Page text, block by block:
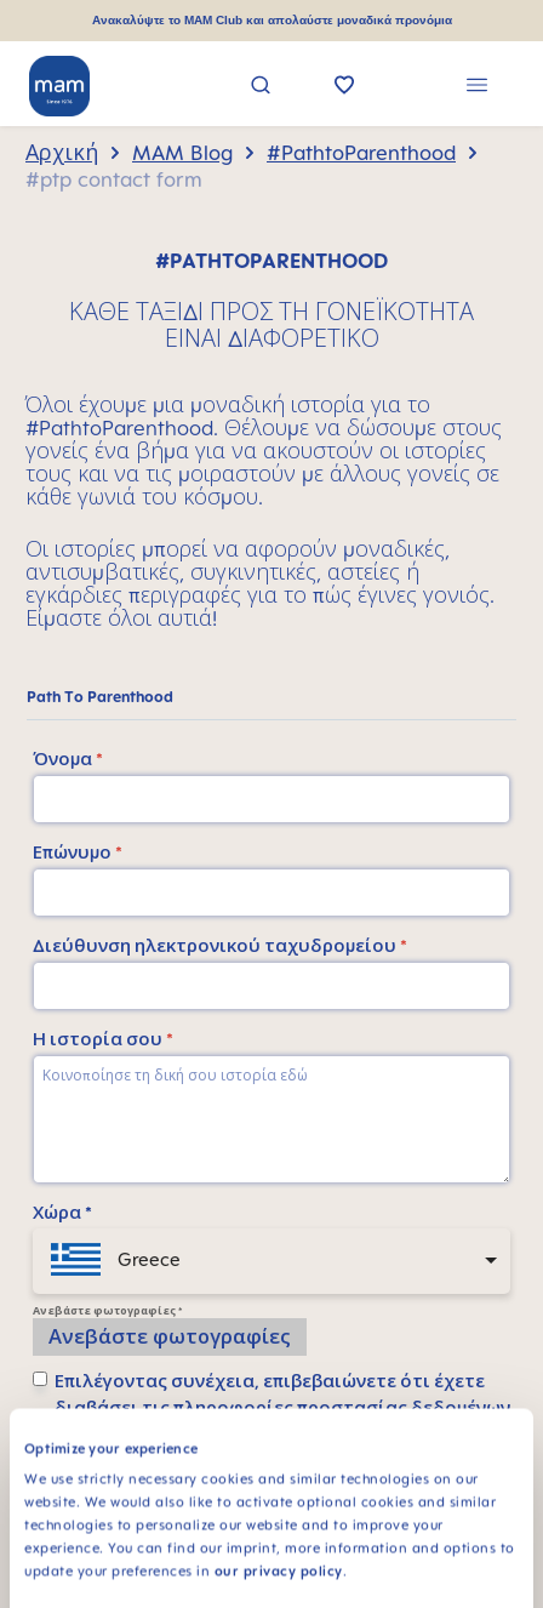
Optimize your experience
We use strictly necessary cookies and similar technologies on our
website. We would also like to activate optional cookies and similar
technologies to personalize our website and to improve your
experience. You can find our imprint, more information and options to
update your preferences in our privacy policy.
περιεχόμενο
Ανακαλύψτε το MAM Club και απολαύστε μοναδικά προνόμια
Αρχική MAM Blog
#PathtoParenthood
#ptp contact form
#PATHTOPARENTHOOD
ΚΑΘΕ ΤΑΞΙΔΙ ΠΡΟΣ ΤΗ ΓΟΝΕΪΚΟΤΗΤΑ
ΕΙΝΑΙ ΔΙΑΦΟΡΕΤΙΚΟ
Όλοι έχουμε μια μοναδική ιστορία για το
#PathtoParenthood. Θέλουμε να δώσουμε στους
γονείς ένα βήμα για να ακουστούν οι ιστορίες
τους και να τις μοιραστούν με άλλους γονείς σε
κάθε γωνιά του κόσμου.
Οι ιστορίες μπορεί να αφορούν μοναδικές,
αντισυμβατικές, συγκινητικές, αστείες ή
εγκάρδιες περιγραφές για το πώς έγινες γονιός.
Είμαστε όλοι αυτιά!
Path To Parenthood
Όνομα *
Επώνυμο *
Διεύθυνση ηλεκτρονικού ταχυδρομείου *
Η ιστορία σου *
Χώρα *
Greece
Ανεβάστε φωτογραφίες *
Ανεβάστε φωτογραφίες
Επιλέγοντας συνέχεια, επιβεβαιώνετε ότι έχετε
διαβάσει τιςπληροφορίες προστασίας δεδομένων
προϋποθέσεις.
* Υποχρεωτικά Πεδία
Αποστολή